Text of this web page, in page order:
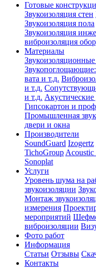
Готовые
Звукоизоляция стен
Звукоизоляция пола
Звукоизоляция
виброизоляция
Материалы
вата и т.д.
и т.д.
и т.д. Акустические
Гипсокартон и
Промышленная
двери и окна
Производители
SoundGuard Izogertz
TichoGroup Acoustic
Sonoplat
Услуги
Уровень шума на
звукоизоляции
Монтаж
измерения
мероприятий
виброизоляции
Фото работ
Информация
Статьи Отзывы
Контакты